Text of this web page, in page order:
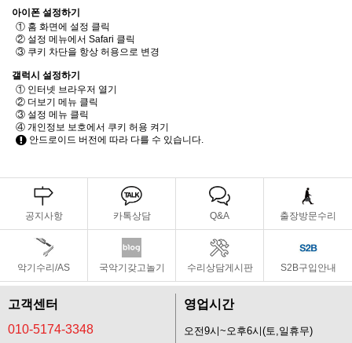
아이폰 설정하기
① 홈 화면에 설정 클릭
② 설정 메뉴에서 Safari 클릭
③ 쿠키 차단을 항상 허용으로 변경
갤럭시 설정하기
① 인터넷 브라우저 열기
② 더보기 메뉴 클릭
③ 설정 메뉴 클릭
④ 개인정보 보호에서 쿠키 허용 켜기
안드로이드 버전에 따라 다를 수 있습니다.
공지사항 카톡상담 Q&A 출장방문수리
악기수리/AS 국악기갖고놀기 수리상담게시판 S2B구입안내
고객센터
010-5174-3348
영업시간
오전9시~오후6시(토,일휴무)